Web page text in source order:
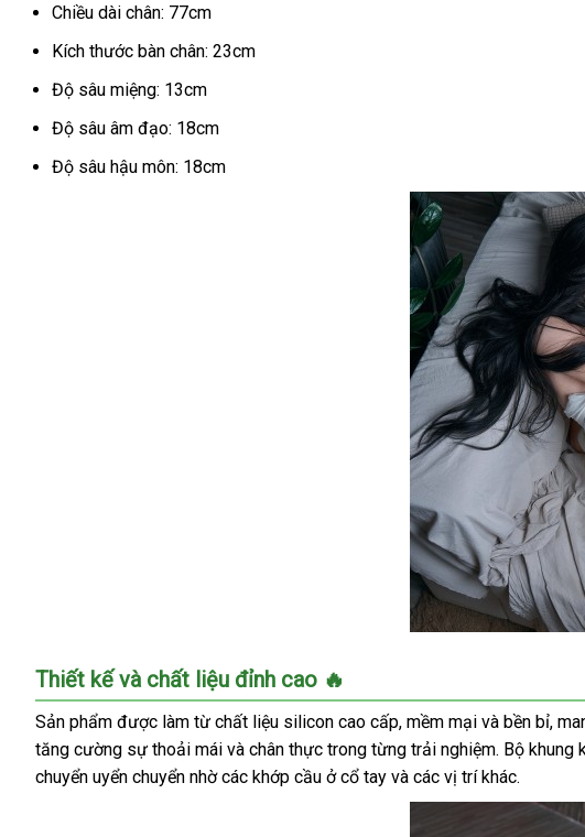
Chiều dài chân: 77cm
Kích thước bàn chân: 23cm
Độ sâu miệng: 13cm
Độ sâu âm đạo: 18cm
Độ sâu hậu môn: 18cm
Búp
Bê
Tình
Dục
Cao
Cấp
Thiết kế và chất liệu đỉnh cao 🔥
Sản phẩm được làm từ chất liệu silicon cao cấp, mềm mại và bền bỉ,
tăng cường sự thoải mái và chân thực trong từng trải nghiệm. Bộ
chuyển uyển chuyển nhờ các khớp cầu ở cổ tay và các vị trí khác.